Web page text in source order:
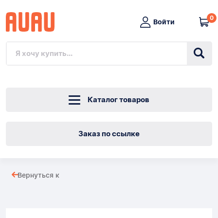
Войти
0
Каталог товаров
Заказ по ссылке
Вернуться к